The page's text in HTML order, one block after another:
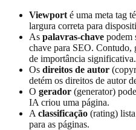
Viewport é uma meta tag
largura correta para
As palavras-chave podem
chave para SEO. Contudo,
de importância significativa.
Os direitos de autor
detém os direitos de autor
O gerador (generator)
IA criou uma página.
A classificação (rating)
para as páginas.